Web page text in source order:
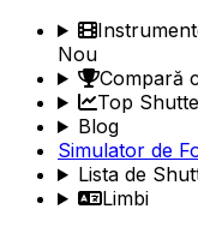
Nou
Compară
Top
Blog
Simulator de
Lista de
Limbi